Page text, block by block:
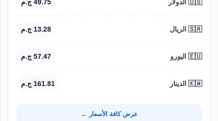
🇺🇸 الدولار 49.75 ج.م
🇸🇦 الريال 13.28 ج.م
🇪🇺 اليورو 57.47 ج.م
🇰🇼 الدينار 161.81 ج.م
عرض كافة الأسعار ←